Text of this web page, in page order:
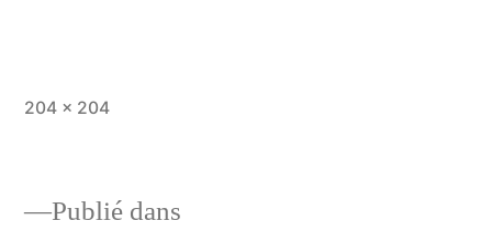
204 × 204
Publié dans